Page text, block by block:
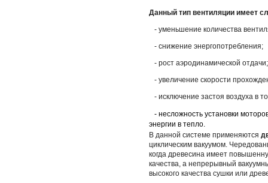
Данный тип вентиляции имеет
- уменьшение количества
- снижение энергопотребления;
- рост аэродинамической отдачи;
- увеличение скорости
- исключение застоя воздуха в
- несложность установки
энергии в тепло.
В данной системе применяются
циклическим вакуумом.
когда древесина имеет
качества, а непрерывный
высокого качества сушки или